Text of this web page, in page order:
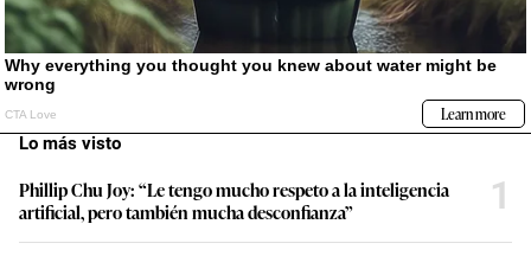
Lo más visto
Phillip Chu Joy: “Le tengo mucho respeto a la inteligencia
artificial, pero también mucha desconfianza”
1